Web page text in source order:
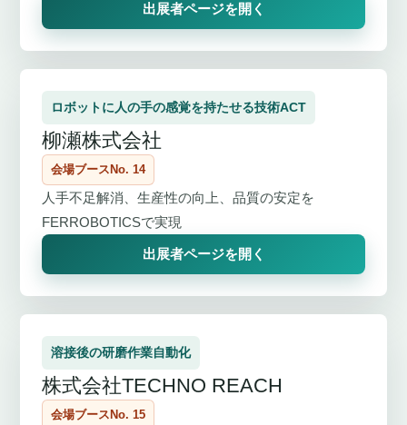
出展者ページを開く
ロボットに人の手の感覚を持たせる技術ACT
柳瀬株式会社
会場ブースNo. 14
人手不足解消、生産性の向上、品質の安定を
FERROBOTICSで実現
出展者ページを開く
溶接後の研磨作業自動化
株式会社TECHNO REACH
会場ブースNo. 15